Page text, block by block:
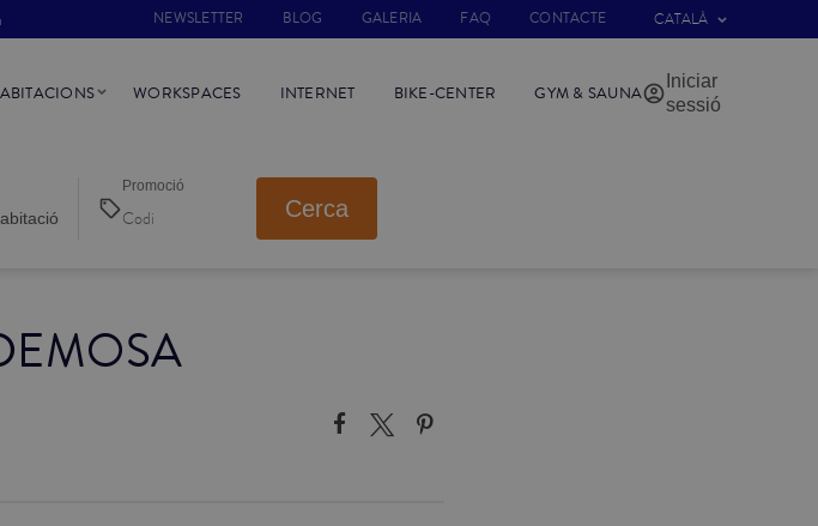
NEWSLETTER BLOG GALERIA FAQ CONTACTE CATALÀ
WORKSPACES INTERNET BIKE-CENTER GYM & SAUNA
Iniciar
sessió
Promoció
Cerca